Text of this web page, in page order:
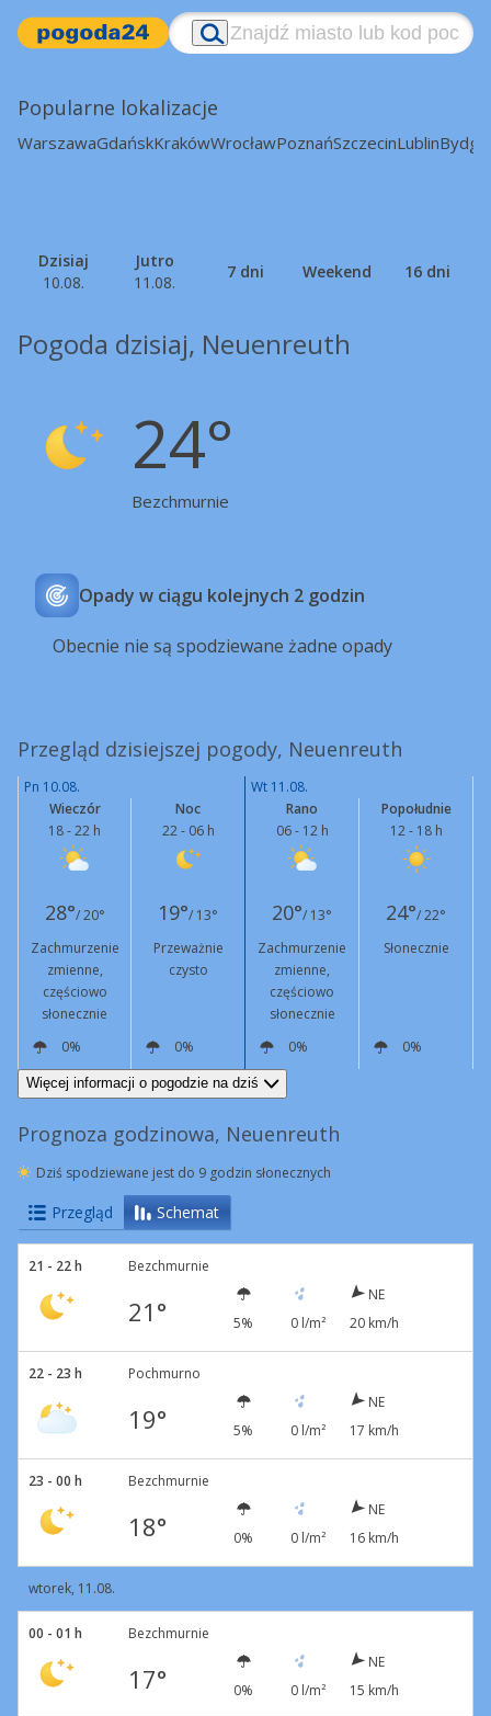
Popularne lokalizacje
WarszawaGdańskKrakówWrocławPoznańSzczecinLublin
Dzisiaj
10.08.
Jutro
11.08.
7 dni Weekend 16 dni
Pogoda dzisiaj, Neuenreuth
24°
Bezchmurnie
Opady w ciągu kolejnych 2 godzin
Obecnie nie są spodziewane żadne opady
Przegląd dzisiejszej pogody, Neuenreuth
Pn 10.08.
Wt 11.08.
Wieczór
18 - 22 h
Noc
22 - 06 h
Rano
06 - 12 h
Popołudnie
12 - 18 h
28°/ 20° 19°/ 13° 20°/ 13° 24°/ 22°
Zachmurzenie
zmienne,
częściowo
słonecznie
Przeważnie
czysto
Zachmurzenie
zmienne,
częściowo
słonecznie
Słonecznie
0% 0% 0%
0%
NW
11 km/h NE
14 km/h
Więcej informacji o pogodzie na dziś
Prognoza godzinowa, Neuenreuth
Dziś spodziewane jest do 9 godzin słonecznych
Przegląd Schemat
21 - 22 h Bezchmurnie
21° 5% 0 l/m²
NE
20 km/h
22 - 23 h Pochmurno
19° 5% 0 l/m²
NE
17 km/h
23 - 00 h Bezchmurnie
18° 0% 0 l/m²
NE
16 km/h
wtorek, 11.08.
00 - 01 h Bezchmurnie
17° 0% 0 l/m²
NE
15 km/h